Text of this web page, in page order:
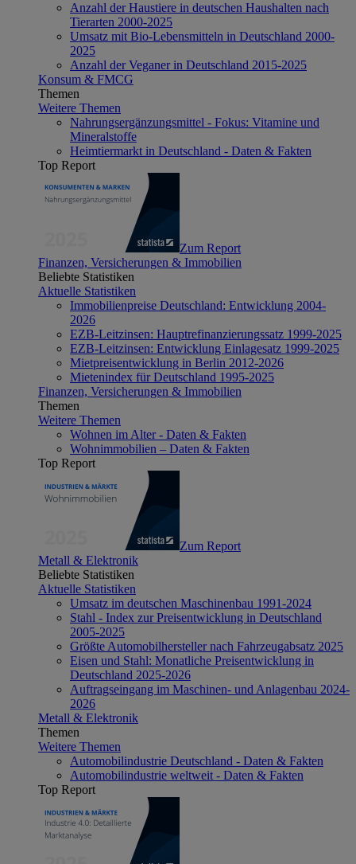
Anzahl der Haustiere in deutschen Haushalten nach
Tierarten 2000-2025
Umsatz mit Bio-Lebensmitteln in Deutschland 2000-
2025
Anzahl der Veganer in Deutschland 2015-2025
Konsum & FMCG
Themen
Weitere Themen
Nahrungsergänzungsmittel - Fokus: Vitamine und
Mineralstoffe
Heimtiermarkt in Deutschland - Daten & Fakten
Top Report
Zum Report
Finanzen, Versicherungen & Immobilien
Beliebte Statistiken
Aktuelle Statistiken
Immobilienpreise Deutschland: Entwicklung 2004-
2026
EZB-Leitzinsen: Hauptrefinanzierungssatz 1999-2025
EZB-Leitzinsen: Entwicklung Einlagesatz 1999-2025
Mietpreisentwicklung in Berlin 2012-2026
Mietenindex für Deutschland 1995-2025
Finanzen, Versicherungen & Immobilien
Themen
Weitere Themen
Wohnen im Alter - Daten & Fakten
Wohnimmobilien – Daten & Fakten
Top Report
Zum Report
Metall & Elektronik
Beliebte Statistiken
Aktuelle Statistiken
Umsatz im deutschen Maschinenbau 1991-2024
Stahl - Index zur Preisentwicklung in Deutschland
2005-2025
Größte Automobilhersteller nach Fahrzeugabsatz 2025
Eisen und Stahl: Monatliche Preisentwicklung in
Deutschland 2025-2026
Auftragseingang im Maschinen- und Anlagenbau 2024-
2026
Metall & Elektronik
Themen
Weitere Themen
Automobilindustrie Deutschland - Daten & Fakten
Automobilindustrie weltweit - Daten & Fakten
Top Report